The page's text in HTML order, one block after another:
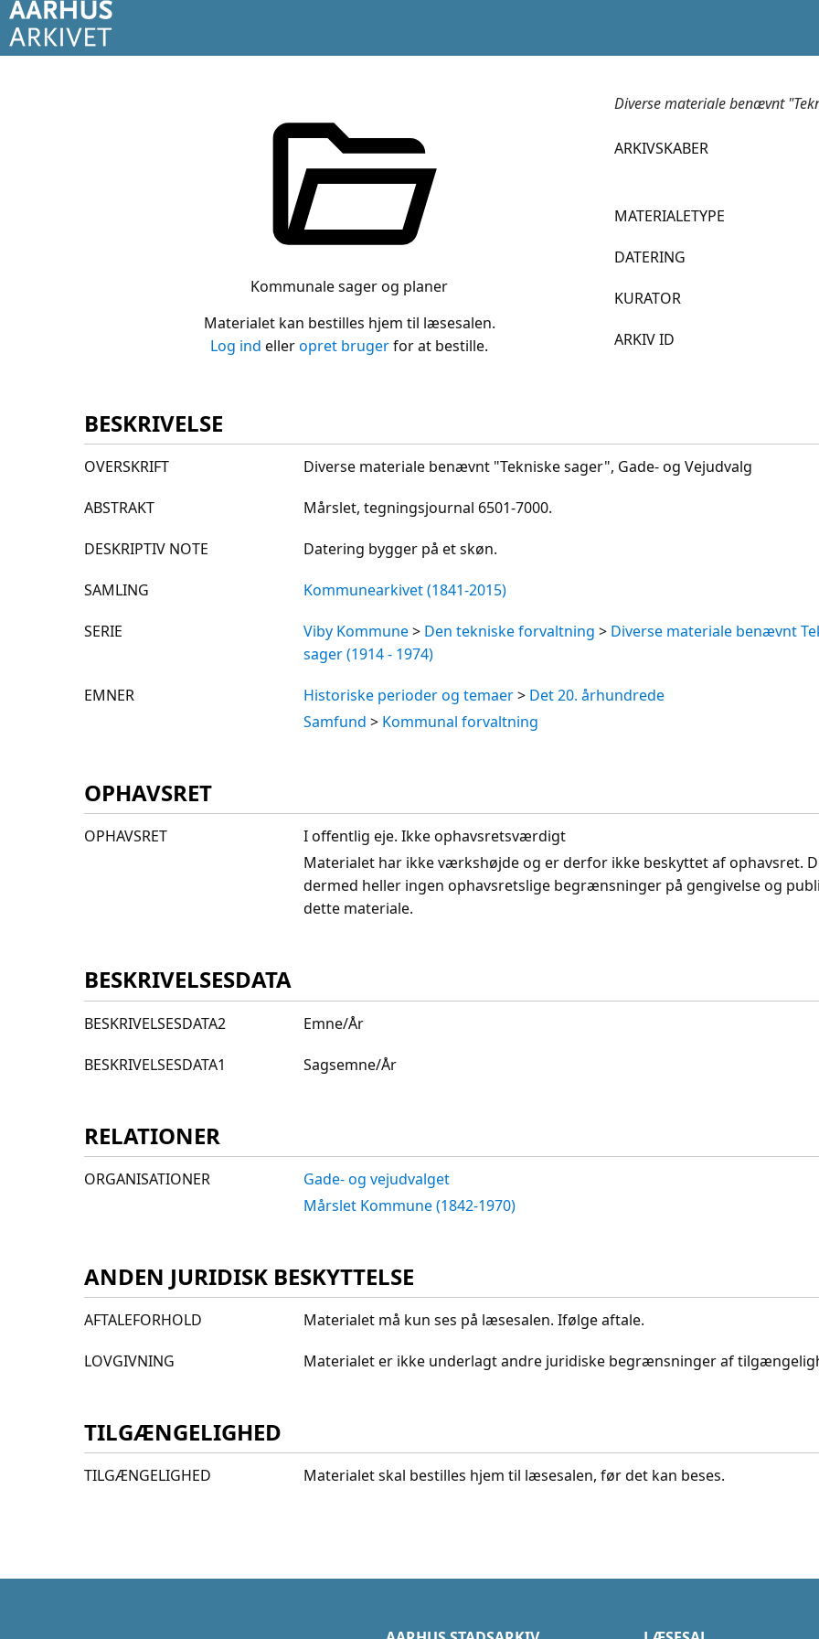
Kommunale sager og planer
Materialet kan bestilles hjem til læsesalen.
Log ind elleropret brugerfor at bestille.
Diverse materiale benævnt
ARKIVSKABER
MATERIALETYPE
DATERING
KURATOR
ARKIV ID
BESKRIVELSE
OVERSKRIFT Diverse materiale benævnt "Tekniske sager", Gade- og Vejudvalg
ABSTRAKT Mårslet, tegningsjournal 6501-7000.
DESKRIPTIV NOTE Datering bygger på et skøn.
SAMLING Kommunearkivet (1841-2015)
SERIE Viby Kommune> Den tekniske forvaltning > Diverse materiale benævnt
sager (1914 - 1974)
EMNER Historiske perioder og temaer> Det 20. århundrede
Samfund > Kommunal forvaltning
OPHAVSRET
OPHAVSRET
I offentlig eje. Ikke ophavsretsværdigt
Materialet har ikke værkshøjde og er derfor ikke beskyttet af ophavsret.
dermed heller ingen ophavsretslige begrænsninger på gengivelse og
dette materiale.
BESKRIVELSESDATA
BESKRIVELSESDATA2 Emne/År
BESKRIVELSESDATA1 Sagsemne/År
RELATIONER
ORGANISATIONER
Gade- og vejudvalget
Mårslet Kommune (1842-1970)
ANDEN JURIDISK BESKYTTELSE
AFTALEFORHOLD Materialet må kun ses på læsesalen. Ifølge aftale.
LOVGIVNING Materialet er ikke underlagt andre juridiske begrænsninger af
TILGÆNGELIGHED
TILGÆNGELIGHED Materialet skal bestilles hjem til læsesalen, før det kan beses.